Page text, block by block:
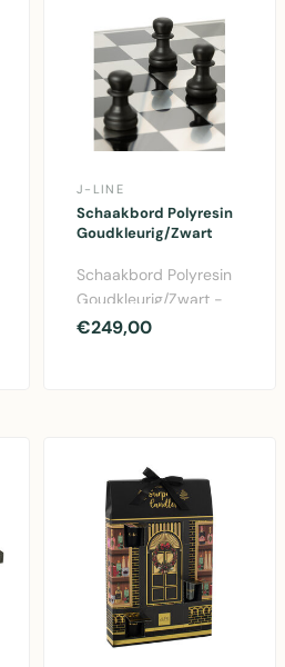
J-LINE
Schaakbord Polyresin
Goudkleurig/Zwart
Schaakbord Polyresin
Goudkleurig/Zwart -
Decoratief speelbord
€249,00